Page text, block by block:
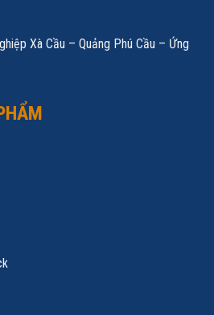
Xà Cầu – Quảng Phú Cầu – Ứng